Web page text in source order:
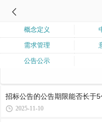
概念定义
需求管理
公告公示
合作创新采购 采
联合体与分包
招标公告的公告期限能否长于5
2025-11-10